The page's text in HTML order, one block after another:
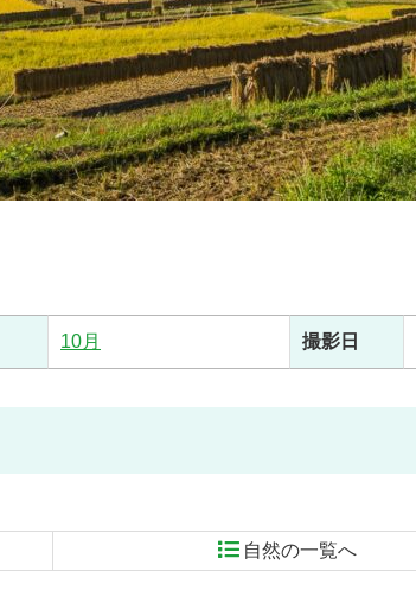
10月 撮影日
自然の一覧へ